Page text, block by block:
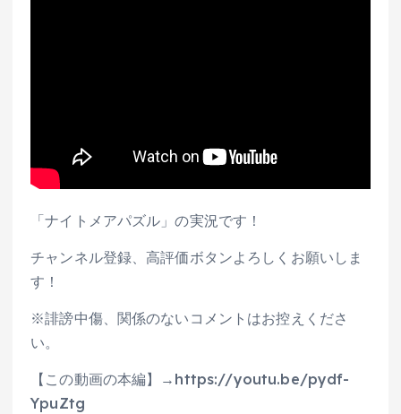
「ナイトメアパズル」の実況です！
チャンネル登録、高評価ボタンよろしくお願いしま
す！
※誹謗中傷、関係のないコメントはお控えくださ
い。
【この動画の本編】→https://youtu.be/pydf-
YpuZtg